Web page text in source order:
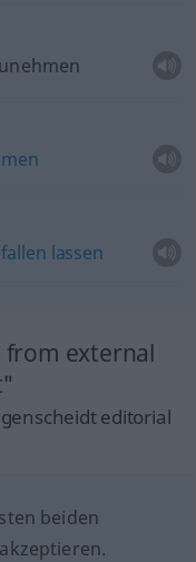
lassen
from external
editorial
beiden